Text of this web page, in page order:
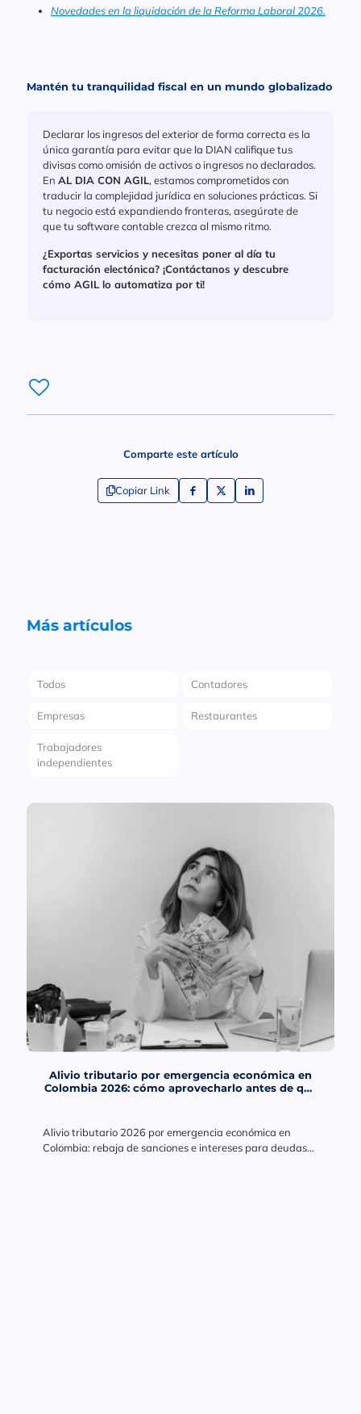
Novedades en la liquidación de la Reforma Laboral 2026.
Mantén tu tranquilidad fiscal en un mundo globalizado
Declarar los ingresos del exterior de forma correcta es la
única garantía para evitar que la DIAN califique tus
divisas como omisión de activos o ingresos no declarados.
En AL DIA CON AGIL, estamos comprometidos con
traducir la complejidad jurídica en soluciones prácticas. Si
tu negocio está expandiendo fronteras, asegúrate de
que tu software contable crezca al mismo ritmo.
¿Exportas servicios y necesitas poner al día tu
facturación electónica? ¡Contáctanos y descubre
cómo AGIL lo automatiza por ti!
Comparte este artículo
Copiar Link
Más artículos
Todos Contadores
Empresas Restaurantes
Trabajadores
independientes
Alivio tributario por emergencia económica en
Colombia 2026: cómo aprovecharlo antes de que
Alivio tributario 2026 por emergencia económica en
Colombia: rebaja de sanciones e intereses para deudas